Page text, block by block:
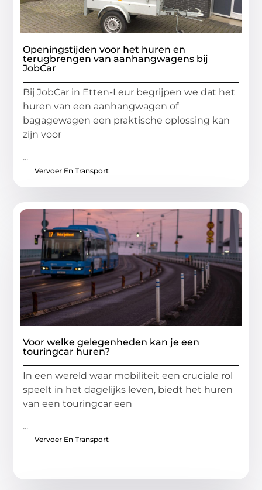
Openingstijden voor het huren en
terugbrengen van aanhangwagens bij
JobCar
Bij JobCar in Etten-Leur begrijpen we dat het
huren van een aanhangwagen of
bagagewagen een praktische oplossing kan
zijn voor
...
Vervoer En Transport
Voor welke gelegenheden kan je een
touringcar huren?
In een wereld waar mobiliteit een cruciale rol
speelt in het dagelijks leven, biedt het huren
van een touringcar een
...
Vervoer En Transport